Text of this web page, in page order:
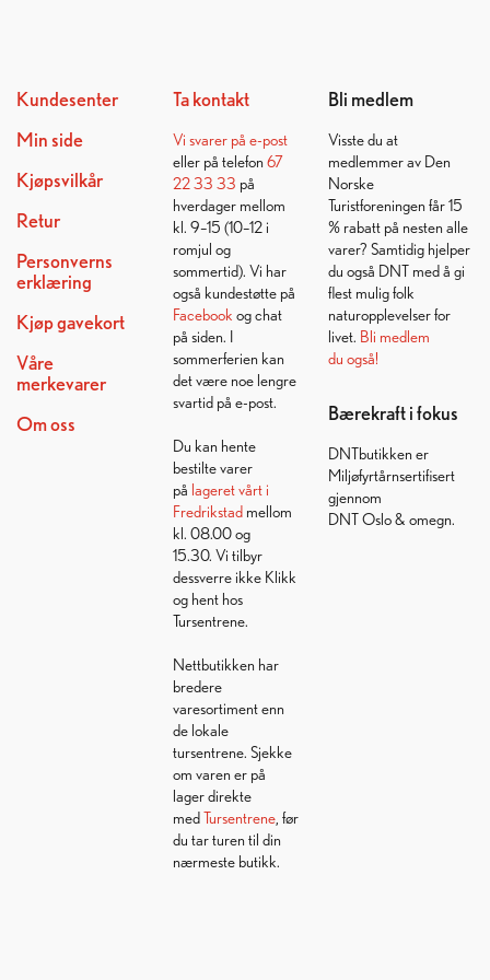
Kundesenter
Min side
Kjøpsvilkår
Retur
Personverns
erklæring
Kjøp gavekort
Våre
merkevarer
Om oss
Ta kontakt
Vi svarer på e-post
eller på telefon 67
22 33 33 på
hverdager mellom
kl. 9–15 (10–12 i
romjul og
sommertid). Vi har
også kundestøtte på
Facebook og chat
på siden. I
sommerferien kan
det være noe lengre
svartid på e-post.
Du kan hente
bestilte varer
på lageret vårt i
Fredrikstadmellom
kl. 08.00 og
15.30. Vi tilbyr
dessverre ikke Klikk
og hent hos
Tursentrene.
Nettbutikken har
bredere
varesortiment enn
de lokale
tursentrene. Sjekke
om varen er på
lager direkte
medTursentrene, før
du tar turen til din
nærmeste butikk.
Bli medlem
Visste du at
medlemmer av Den
Norske
Turistforeningen får 15
% rabatt på nesten alle
varer? Samtidig hjelper
du også DNT med å gi
flest mulig folk
naturopplevelser for
livet. Bli medlem
du også!
Bærekraft i fokus
DNTbutikken er
Miljøfyrtårnsertifisert
gjennom
DNT Oslo & omegn.